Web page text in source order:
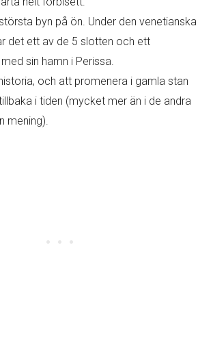
byn på ön. Under den venetianska
det ett av de 5 slotten och ett
sin hamn i Perissa.
och att promenera i gamla stan
i tiden (mycket mer än i de andra
mening).